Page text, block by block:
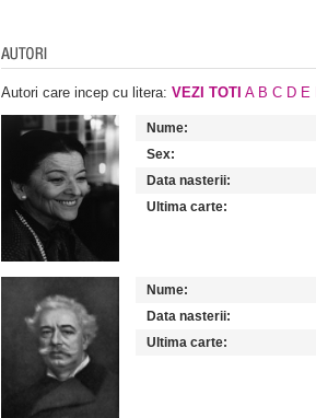
Autori care incep cu litera: VEZI TOTI A B C D E
Nume:
Sex:
Data nasterii:
Ultima carte:
Nume:
Data nasterii:
Ultima carte: